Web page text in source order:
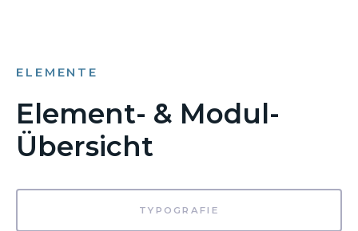
ELEMENTE
Element- & Modul-
Übersicht
TYPOGRAFIE